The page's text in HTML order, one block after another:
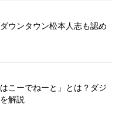
ウンタウン松本人志も認め
こーでねーと」とは？ダジ
解説